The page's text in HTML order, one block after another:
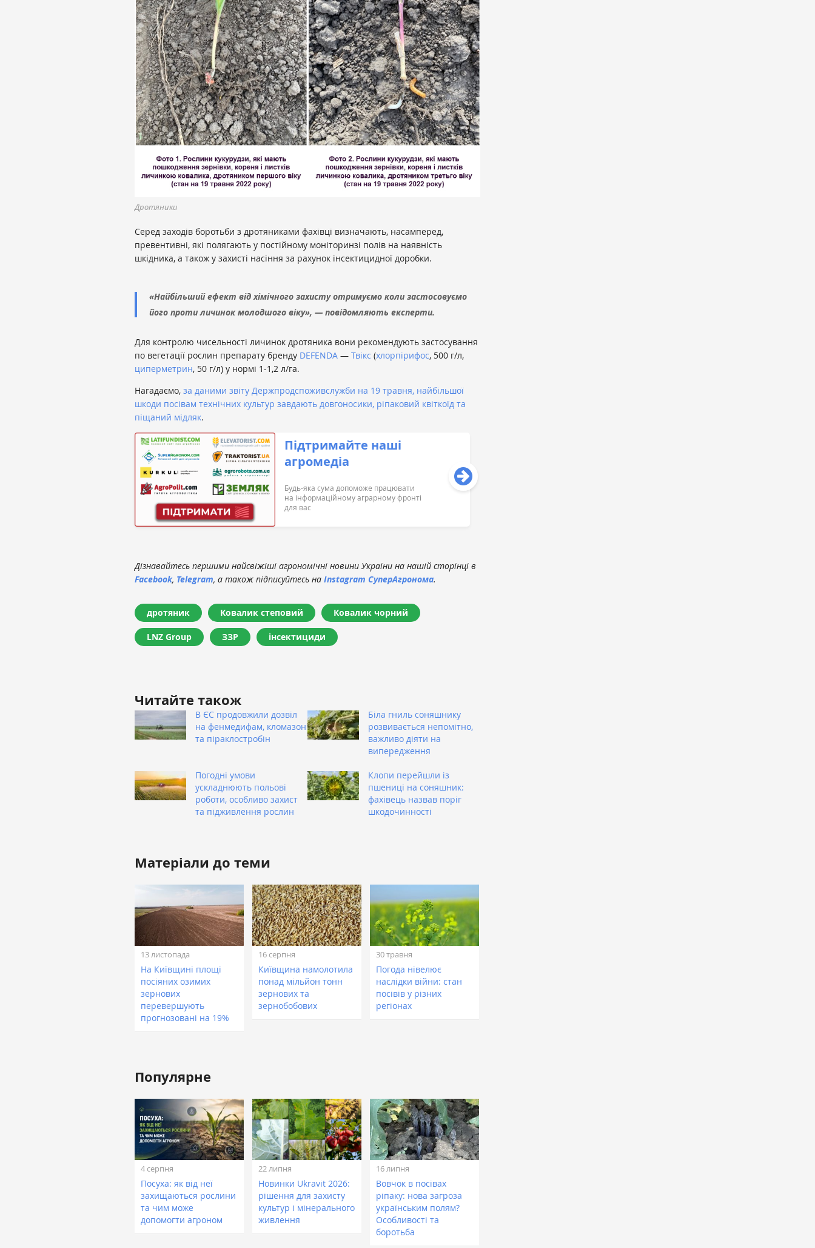
Дротяники
Серед заходів боротьби з дротяниками фахівці визначають, насамперед,
превентивні, які полягають у постійному моніторинзі полів на наявність
шкідника, а також у захисті насіння за рахунок інсектицидної доробки.
«Найбільший ефект від хімічного захисту отримуємо коли застосовуємо
його проти личинок молодшого віку», — повідомляють експерти.
Для контролю чисельності личинок дротяника вони рекомендують застосування
по вегетації рослин препарату бренду DEFENDA — Твікс (хлорпірифос, 500 г/л,
циперметрин, 50 г/л) у нормі 1-1,2 л/га.
Нагадаємо, за даними звіту Держпродспоживслужби на 19 травня, найбільшої
шкоди посівам технічних культур завдають довгоносики, ріпаковий квіткоїд та
піщаний мідляк.
Підтримайте наші
агромедіа
Будь-яка сума допоможе працювати
на інформаційному аграрному фронті
для вас
Дізнавайтесь першими найсвіжіші агрономічні новини України на нашій сторінці в
Facebook, Telegram, а також підписуйтесь на Instagram СуперАгронома.
дротяник Ковалик степовий Ковалик чорний
LNZ Group ЗЗР інсектициди
Читайте також
В ЄС продовжили дозвіл
на фенмедифам, кломазон
та піраклостробін
Біла гниль соняшнику
розвивається непомітно,
важливо діяти на
випередження
Погодні умови
ускладнюють польові
роботи, особливо захист
та підживлення рослин
Клопи перейшли із
пшениці на соняшник:
фахівець назвав поріг
шкодочинності
Матеріали до теми
13 листопада
На Київщині площі
посіяних озимих
зернових
перевершують
прогнозовані на 19%
16 серпня
Київщина намолотила
понад мільйон тонн
зернових та
зернобобових
30 травня
Погода нівелює
наслідки війни: стан
посівів у різних
регіонах
Популярне
4 серпня
Посуха: як від неї
захищаються рослини
та чим може
допомогти агроном
22 липня
Новинки Ukravit 2026:
рішення для захисту
культур і мінерального
живлення
16 липня
Вовчок в посівах
ріпаку: нова загроза
українським полям?
Особливості та
боротьба